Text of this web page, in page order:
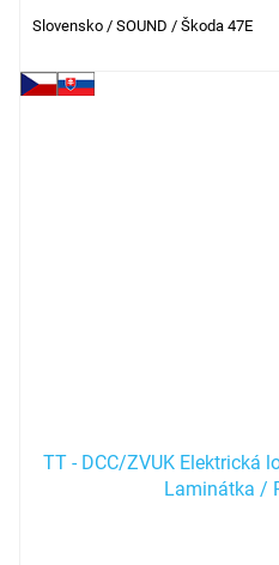
Slovensko / SOUND / Škoda 47E
TT - DCC/ZVUK Elektrická
Laminátka /